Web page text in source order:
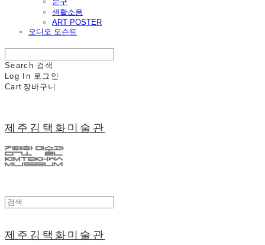
생활소품
ART POSTER
오디오 도슨트
Search 검색
Log In 로그인
Cart 장바구니
제주김택화미술관
제주김택화미술관